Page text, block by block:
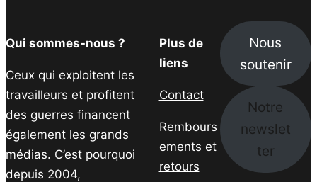
Qui sommes-nous ?
Ceux qui exploitent les
travailleurs et profitent
des guerres financent
également les grands
médias. C’est pourquoi
depuis 2004,
Plus de
liens
Contact
Rembours
ements et
retours
Nous
soutenir
Notre
newslet
ter